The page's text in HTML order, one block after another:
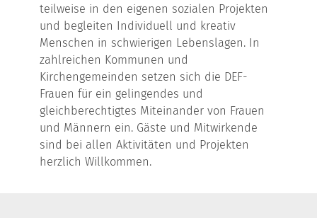
teilweise in den eigenen sozialen Projekten
und begleiten Individuell und kreativ
Menschen in schwierigen Lebenslagen. In
zahlreichen Kommunen und
Kirchengemeinden setzen sich die DEF-
Frauen für ein gelingendes und
gleichberechtigtes Miteinander von Frauen
und Männern ein. Gäste und Mitwirkende
sind bei allen Aktivitäten und Projekten
herzlich Willkommen.